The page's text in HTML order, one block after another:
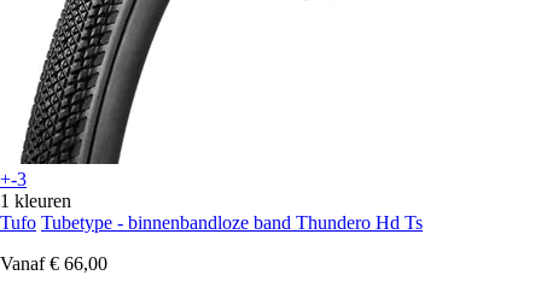
+-3
1 kleuren
Tufo Tubetype - binnenbandloze band Thundero Hd Ts
Vanaf € 66,00